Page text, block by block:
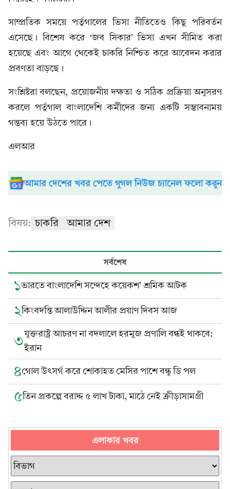
সাম্প্রতিক সময়ে পর্তুগালের ভিসা নীতিতেও কিছু পরিবর্তন
এসেছে। বিশেষ করে ‘জব সিকার’ ভিসা এখন সীমিত করা
হয়েছে এবং আগে থেকেই চাকরি নিশ্চিত করে আবেদন করার
প্রবণতা বাড়ছে।
সংশ্লিষ্টরা বলছেন, প্রয়োজনীয় দক্ষতা ও সঠিক প্রক্রিয়া অনুসরণ
করলে পর্তুগাল বাংলাদেশি কর্মীদের জন্য একটি সম্ভাবনাময়
গন্তব্য হয়ে উঠতে পারে।
এলআর
আমার দেশের খবর পেতে গুগল নিউজ চ্যানেল ফলো করুন
বিষয়: চাকরি আমার দেশ
সর্বশেষ
১ভারতে বাংলাদেশি সন্দেহে কয়েকশ’ শ্রমিক আটক
২কিংবদন্তি আলাউদ্দিন আলীর প্রয়াণ দিবস আজ
৩যুক্তরাষ্ট্র আচরণ না বদলালে হরমুজ প্রণালি বন্ধই থাকবে:
ইরান
৪গোল উৎসর্গ করে শোকাহত মেসির পাশে বন্ধু ডি পল
৫তিন প্রকল্পে বরাদ্দ ৫ লাখ টাকা, মাঠে নেই ক্রীড়াসামগ্রী
এলাকার খবর